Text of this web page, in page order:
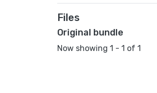
Files
Original bundle
Now showing 1 - 1 of 1